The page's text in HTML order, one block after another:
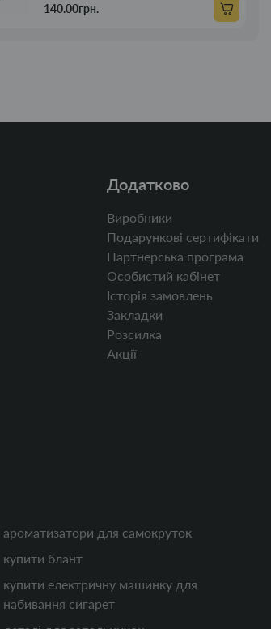
140.00грн.
Додатково
Виробники
Подарункові сертифікати
Партнерська програма
Особистий кабінет
Історія замовлень
Закладки
Розсилка
Акції
ароматизатори для самокруток
купити блант
купити електричну машинку для
набивання сигарет